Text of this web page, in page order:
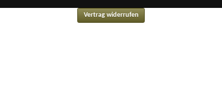
Vertrag widerrufen